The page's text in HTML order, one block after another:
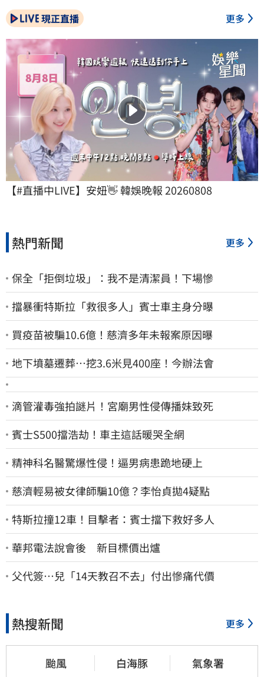
現正直播 更多
【#直播中LIVE】安妞👋 韓娛晚報 20260808
熱門新聞 更多
保全「拒倒垃圾」：我不是清潔員！下場慘
擋暴衝特斯拉「救很多人」賓士車主身分曝
買疫苗被騙10.6億！慈濟多年未報案原因曝
地下墳墓遷葬…挖3.6米見400座！今辦法會
滴管灌毒強拍謎片！宮廟男性侵傳播妹致死
賓士S500擋浩劫！車主這話暖哭全網
精神科名醫驚爆性侵！逼男病患跪地硬上
慈濟輕易被女律師騙10億？李怡貞拋4疑點
特斯拉撞12車！目擊者：賓士擋下救好多人
華邦電法說會後 新目標價出爐
父代簽…兒「14天教召不去」付出慘痛代價
熱搜新聞 更多
颱風 白海豚 氣象署